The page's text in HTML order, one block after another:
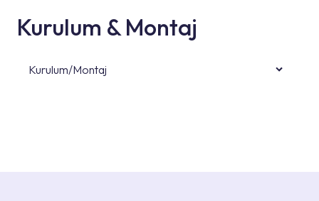
Kurulum & Montaj
Kurulum/Montaj